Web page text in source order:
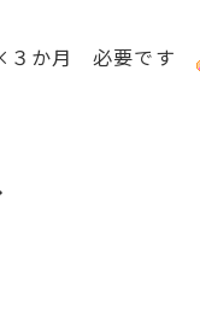
３か月 必要です